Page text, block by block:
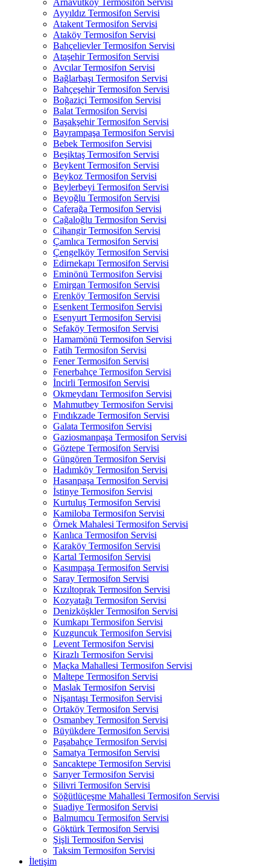
Arnavutköy Termosifon Servisi
Ayyıldız Termosifon Servisi
Atakent Termosifon Servisi
Ataköy Termosifon Servisi
Bahçelievler Termosifon Servisi
Ataşehir Termosifon Servisi
Avcılar Termosifon Servisi
Bağlarbaşı Termosifon Servisi
Bahçeşehir Termosifon Servisi
Boğaziçi Termosifon Servisi
Balat Termosifon Servisi
Başakşehir Termosifon Servisi
Bayrampaşa Termosifon Servisi
Bebek Termosifon Servisi
Beşiktaş Termosifon Servisi
Beykent Termosifon Servisi
Beykoz Termosifon Servisi
Beylerbeyi Termosifon Servisi
Beyoğlu Termosifon Servisi
Caferağa Termosifon Servisi
Cağaloğlu Termosifon Servisi
Cihangir Termosifon Servisi
Çamlıca Termosifon Servisi
Çengelköy Termosifon Servisi
Edirnekapı Termosifon Servisi
Eminönü Termosifon Servisi
Emirgan Termosifon Servisi
Erenköy Termosifon Servisi
Esenkent Termosifon Servisi
Esenyurt Termosifon Servisi
Sefaköy Termosifon Servisi
Hamamönü Termosifon Servisi
Fatih Termosifon Servisi
Fener Termosifon Servisi
Fenerbahçe Termosifon Servisi
İncirli Termosifon Servisi
Okmeydanı Termosifon Servisi
Mahmutbey Termosifon Servisi
Fındıkzade Termosifon Servisi
Galata Termosifon Servisi
Gaziosmanpaşa Termosifon Servisi
Göztepe Termosifon Servisi
Güngören Termosifon Servisi
Hadımköy Termosifon Servisi
Hasanpaşa Termosifon Servisi
İstinye Termosifon Servisi
Kurtuluş Termosifon Servisi
Kamiloba Termosifon Servisi
Örnek Mahalesi Termosifon Servisi
Kanlıca Termosifon Servisi
Karaköy Termosifon Servisi
Kartal Termosifon Servisi
Kasımpaşa Termosifon Servisi
Saray Termosifon Servisi
Kızıltoprak Termosifon Servisi
Kozyatağı Termosifon Servisi
Denizköşkler Termosifon Servisi
Kumkapı Termosifon Servisi
Kuzguncuk Termosifon Servisi
Levent Termosifon Servisi
Kirazlı Termosifon Servisi
Maçka Mahallesi Termosifon Servisi
Maltepe Termosifon Servisi
Maslak Termosifon Servisi
Nişantaşı Termosifon Servisi
Ortaköy Termosifon Servisi
Osmanbey Termosifon Servisi
Büyükdere Termosifon Servisi
Paşabahçe Termosifon Servisi
Samatya Termosifon Servisi
Sancaktepe Termosifon Servisi
Sarıyer Termosifon Servisi
Silivri Termosifon Servisi
Söğütlüçeşme Mahallesi Termosifon Servisi
Suadiye Termosifon Servisi
Balmumcu Termosifon Servisi
Göktürk Termosifon Servisi
Şişli Termosifon Servisi
Taksim Termosifon Servisi
İletişim